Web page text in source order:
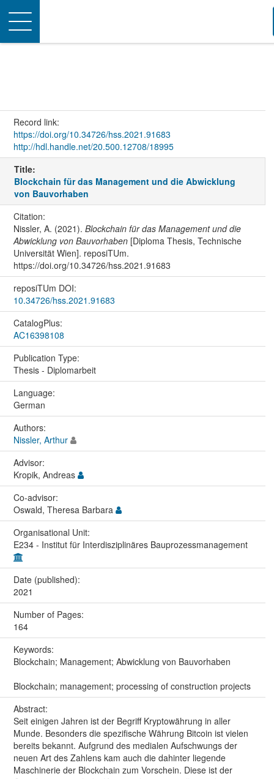
Toggle
navigation
Record link:
https://doi.org/10.34726/hss.2021.91683
http://hdl.handle.net/20.500.12708/18995
Title:
Blockchain für das Management und die Abwicklung
von Bauvorhaben
Citation:
Nissler, A. (2021). Blockchain für das Management und die
Abwicklung von Bauvorhaben[Diploma Thesis, Technische
Universität Wien]. reposiTUm.
https://doi.org/10.34726/hss.2021.91683
reposiTUm DOI:
10.34726/hss.2021.91683
CatalogPlus:
AC16398108
Publication Type:
Thesis - Diplomarbeit
Language:
German
Authors:
Nissler, Arthur
Advisor:
Kropik, Andreas
Co-advisor:
Oswald, Theresa Barbara
Organisational Unit:
E234 - Institut für Interdisziplinäres Bauprozessmanagement
Date (published):
2021
Number of Pages:
164
Keywords:
Blockchain; Management; Abwicklung von Bauvorhaben
Blockchain; management; processing of construction projects
Abstract:
Seit einigen Jahren ist der Begriff Kryptowährung in aller
Munde. Besonders die spezifische Währung Bitcoin ist vielen
bereits bekannt. Aufgrund des medialen Aufschwungs der
neuen Art des Zahlens kam auch die dahinter liegende
Maschinerie der Blockchain zum Vorschein. Diese ist der